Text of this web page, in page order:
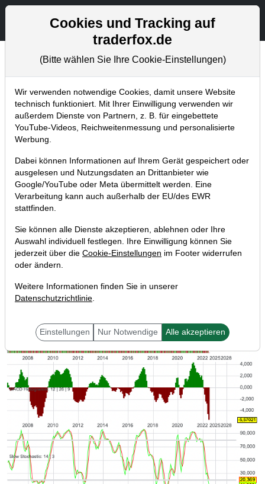
Aktien- und Artikelsuche
Chartanalysen
Home Blog Chartanalysen
Chartanalyse Siemens: Aktie am
Boden – gelingt Siemens jetzt der
Turnaround?
02.07.2022 um 13:45 Uhr | P. Uhlschmied
Cookies und Tracking auf
traderfox.de
(Bitte wählen Sie Ihre Cookie-Einstellungen)
Wir verwenden notwendige Cookies, damit unsere Website
technisch funktioniert. Mit Ihrer Einwilligung verwenden wir
außerdem Dienste von Partnern, z. B. für eingebettete
YouTube-Videos, Reichweitenmessung und personalisierte
Werbung.
Dabei können Informationen auf Ihrem Gerät gespeichert oder
ausgelesen und Nutzungsdaten an Drittanbieter wie
Google/YouTube oder Meta übermittelt werden. Eine
Verarbeitung kann auch außerhalb der EU/des EWR
stattfinden.
Sie können alle Dienste akzeptieren, ablehnen oder Ihre
Auswahl individuell festlegen. Ihre Einwilligung können Sie
jederzeit über die Cookie-Einstellungen im Footer widerrufen
oder ändern.
Weitere Informationen finden Sie in unserer
Datenschutzrichtlinie.
Einstellungen Nur Notwendige Alle akzeptieren